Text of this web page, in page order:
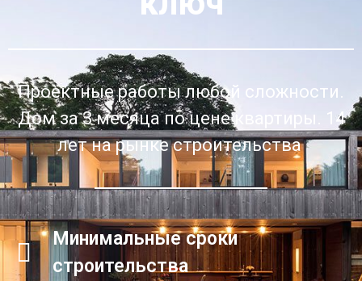
Проектные работы любой сложности.
Дом за 3 месяца по цене квартиры. 14
лет на рынке строительства
Минимальные сроки
строительства